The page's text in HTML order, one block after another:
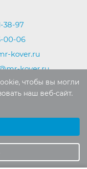
38-97
00-06
kover.ru
kover.ru
разрешения
чтобы вы могли
наш веб-сайт.